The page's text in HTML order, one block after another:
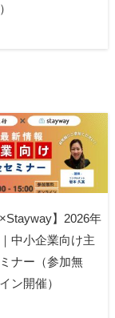
×Stayway】2026年
中小企業向け主
ナー（参加無
ン開催）